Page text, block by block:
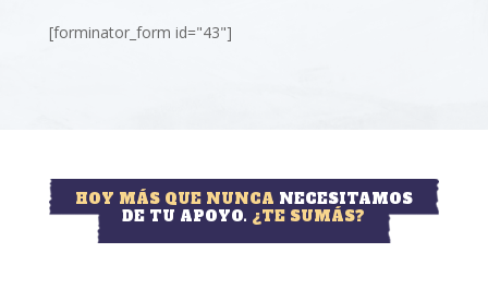
[forminator_form id="43"]
HOY MÁS QUE NUNCA NECESITAMOS
DE TU APOYO. ¿TE SUMÁS?